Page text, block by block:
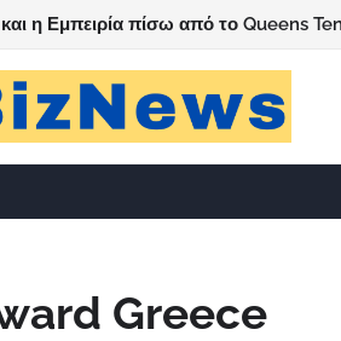
η Εμπειρία πίσω από το Queens
Greece